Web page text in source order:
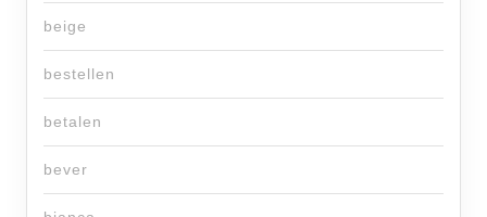
beige
bestellen
betalen
bever